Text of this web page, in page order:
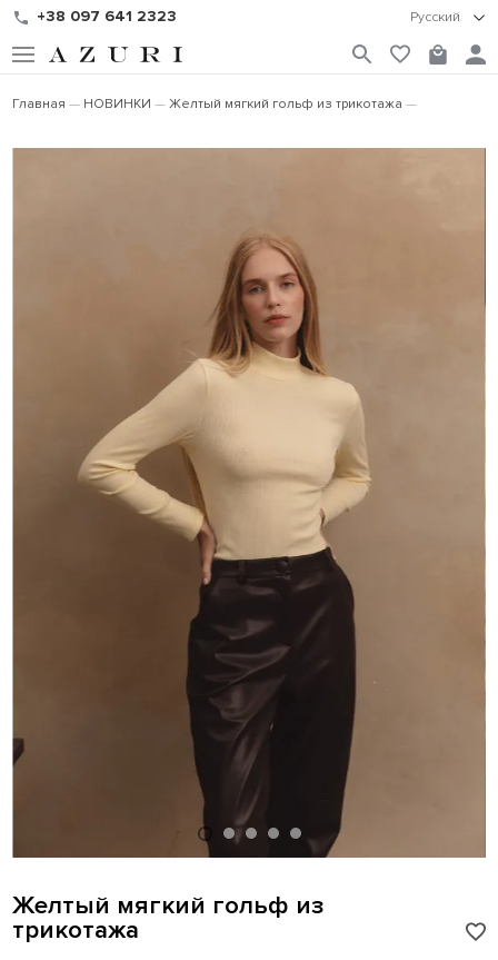
+38 097 641 2323 Русский
Главная НОВИНКИ Желтый мягкий гольф из трикотажа
Желтый мягкий гольф из
трикотажа